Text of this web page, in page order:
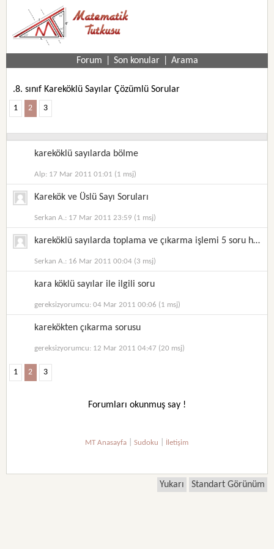
Forum Son konular Arama
.8. sınıf Kareköklü Sayılar Çözümlü Sorular
1 2 3
kareköklü sayılarda bölme
Alp: 17 Mar 2011 01:01 (1 msj)
Karekök ve Üslü Sayı Soruları
Serkan A.: 17 Mar 2011 23:59 (1 msj)
kareköklü sayılarda toplama ve çıkarma işlemi 5 soru hemen çok acil çözülmesi lazım
Serkan A.: 16 Mar 2011 00:04 (3 msj)
kara köklü sayılar ile ilgili soru
gereksizyorumcu: 04 Mar 2011 00:06 (1 msj)
karekökten çıkarma sorusu
gereksizyorumcu: 12 Mar 2011 04:47 (20 msj)
1 2 3
Forumları okunmuş say !
MT Anasayfa |Sudoku İletişim
Yukarı Standart Görünüm